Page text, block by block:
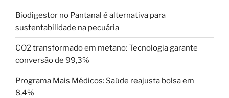
Biodigestor no Pantanal é alternativa para
sustentabilidade na pecuária
CO2 transformado em metano: Tecnologia garante
conversão de 99,3%
Programa Mais Médicos: Saúde reajusta bolsa em
8,4%